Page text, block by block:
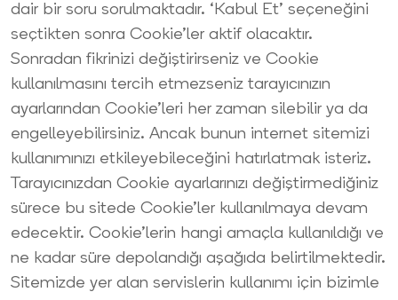
dair bir soru sorulmaktadır. ‘Kabul Et’ seçeneğini
seçtikten sonra Cookie’ler aktif olacaktır.
Sonradan fikrinizi değiştirirseniz ve Cookie
kullanılmasını tercih etmezseniz tarayıcınızın
ayarlarından Cookie’leri her zaman silebilir ya da
engelleyebilirsiniz. Ancak bunun internet sitemizi
kullanımınızı etkileyebileceğini hatırlatmak isteriz.
Tarayıcınızdan Cookie ayarlarınızı değiştirmediğiniz
sürece bu sitede Cookie’ler kullanılmaya devam
edecektir. Cookie’lerin hangi amaçla kullanıldığı ve
ne kadar süre depolandığı aşağıda belirtilmektedir.
Sitemizde yer alan servislerin kullanımı için bizimle